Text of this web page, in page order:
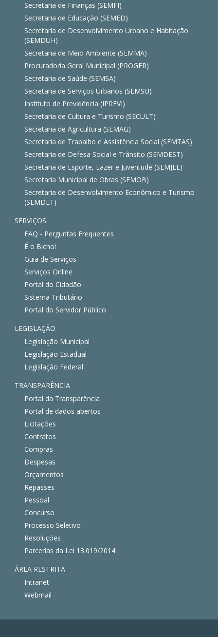
Secretaria de Finanças (SEMFI)
Secretaria de Educação (SEMED)
Secretaria de Desenvolvimento Urbano e Habitação
(SEMDUH)
Secretaria de Meio Ambiente (SEMMA)
Procuradoria Geral Municipal (PROGER)
Secretaria de Saúde (SEMSA)
Secretaria de Serviços Urbanos (SEMSU)
Instituto de Previdência (IPREVI)
Secretaria de Cultura e Turismo (SECULT)
Secretaria de Agricultura (SEMAG)
Secretaria de Trabalho e Assistência Social (SEMTAS)
Secretaria de Defesa Social e Trânsito (SEMDEST)
Secretaria de Esporte, Lazer e Juventude (SEMJEL)
Secretaria Municipal de Obras (SEMOB)
Secretaria de Desenvolvimento Econômico e Turismo
(SEMDET)
SERVIÇOS
FAQ - Perguntas Frequentes
É o Bicho!
Guia de Serviços
Serviços Online
Portal do Cidadão
Sistema Tributário
Portal do Servidor Público
LEGISLAÇÃO
Legislação Municipal
Legislação Estadual
Legislação Federal
TRANSPARÊNCIA
Portal da Transparência
Portal de dados abertos
Licitações
Contratos
Compras
Despesas
Orçamentos
Repasses
Pessoal
Concurso
Processo Seletivo
Resoluções
Parcerias da Lei 13.019/2014
ÁREA RESTRITA
Intranet
Webmail